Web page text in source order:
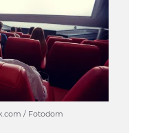
/ Fotodom